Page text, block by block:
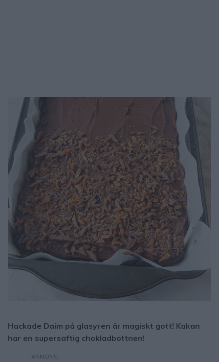
Hackade Daim på glasyren är magiskt gott! Kakan
har en supersaftig chokladbottnen!